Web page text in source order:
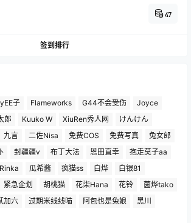
47
签到排行
子 Flameworks G44不会受伤
Joyce
郎 Kuuko W XiuRen秀人网
けんけん
九言 二佐Nisa 免费COS 免费写真
兔女郎
封疆疆v 布丁大法 恩田直幸
抱走莫子aa
瓜希酱 疯猫ss 白烨
白银81
紧急企划 胡桃猫 花柒Hana 花铃
菌烨tako
加六 过期米线线喵 阿包也是兔娘
黑川